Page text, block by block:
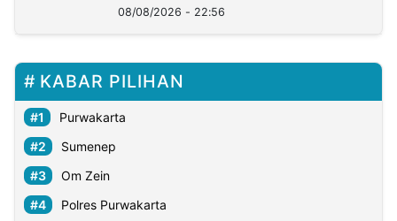
08/08/2026 - 22:56
KABAR PILIHAN
Purwakarta
Sumenep
Om Zein
Polres Purwakarta